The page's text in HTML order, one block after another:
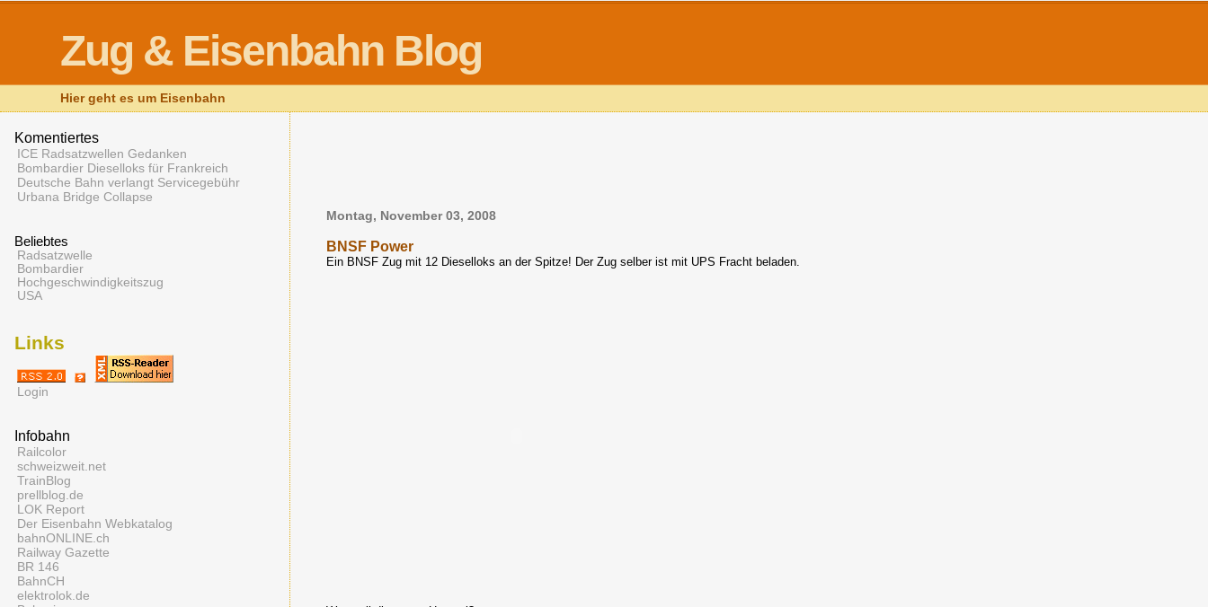
Zug & Eisenbahn Blog
Hier geht es um Eisenbahn
Montag, November 03, 2008
BNSF Power
Ein BNSF Zug mit 12 Dieselloks an der Spitze! Der Zug selber ist mit UPS Fracht beladen.
Komentiertes
ICE Radsatzwellen Gedanken
Bombardier Dieselloks für Frankreich
Deutsche Bahn verlangt Servicegebühr
Urbana Bridge Collapse
Beliebtes
Radsatzwelle
Bombardier
Hochgeschwindigkeitszug
USA
Links
Login
Infobahn
Railcolor
schweizweit.net
TrainBlog
prellblog.de
LOK Report
Der Eisenbahn Webkatalog
bahnONLINE.ch
Railway Gazette
BR 146
BahnCH
elektrolok.de